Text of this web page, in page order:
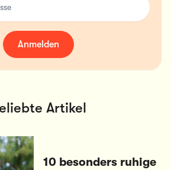
Anmelden
Artikel
10 besonders ruhige